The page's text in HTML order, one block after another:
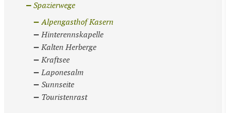
Spazierwege
Alpengasthof Kasern
Hinterennskapelle
Kalten Herberge
Kraftsee
Laponesalm
Sunnseite
Touristenrast